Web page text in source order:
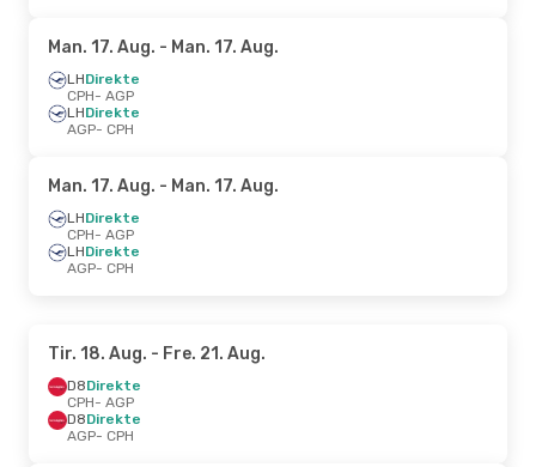
Man. 17. Aug. - Man. 17. Aug.
LHDirekte
CPH- AGP
LHDirekte
AGP- CPH
Man. 17. Aug. - Man. 17. Aug.
LHDirekte
CPH- AGP
LHDirekte
AGP- CPH
Tir. 18. Aug. - Fre. 21. Aug.
D8Direkte
CPH- AGP
D8Direkte
AGP- CPH